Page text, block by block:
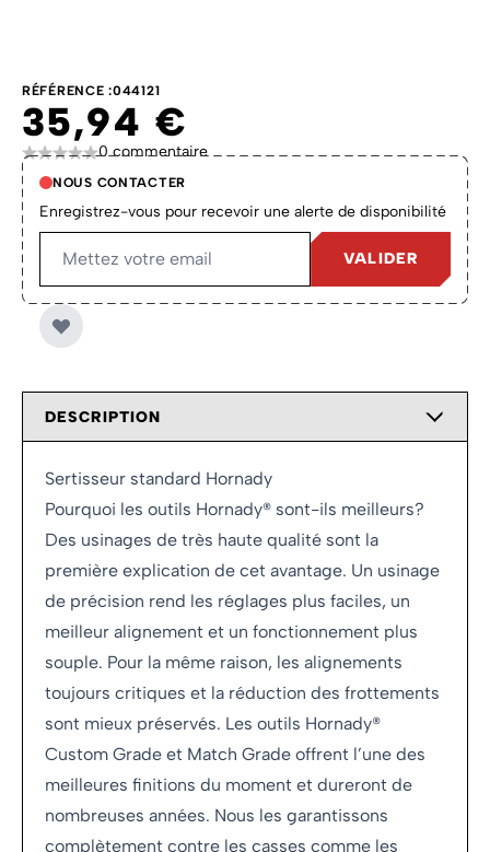
RÉFÉRENCE :044121
35,94 €
0 commentaire
NOUS CONTACTER
Enregistrez-vous pour recevoir une alerte de disponibilité
VALIDER
DESCRIPTION
Sertisseur standard Hornady
Pourquoi les outils Hornady® sont-ils meilleurs?
Des usinages de très haute qualité sont la
première explication de cet avantage. Un usinage
de précision rend les réglages plus faciles, un
meilleur alignement et un fonctionnement plus
souple. Pour la même raison, les alignements
toujours critiques et la réduction des frottements
sont mieux préservés. Les outils Hornady®
Custom Grade et Match Grade offrent l’une des
meilleures finitions du moment et dureront de
nombreuses années. Nous les garantissons
complètement contre les casses comme les